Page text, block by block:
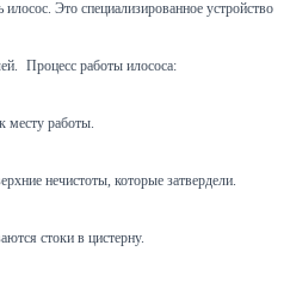
Это специализированное устройство
Процесс работы илососа:
месту работы.
нечистоты, которые затвердели.
стоки в цистерну.